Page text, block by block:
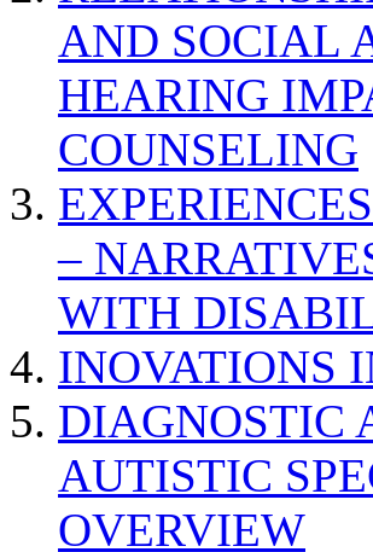
AND SOCIAL
HEARING
COUNSELING
–
WITH
INOVATIONS
DIAGNOSTIC
AUTISTIC
OVERVIEW